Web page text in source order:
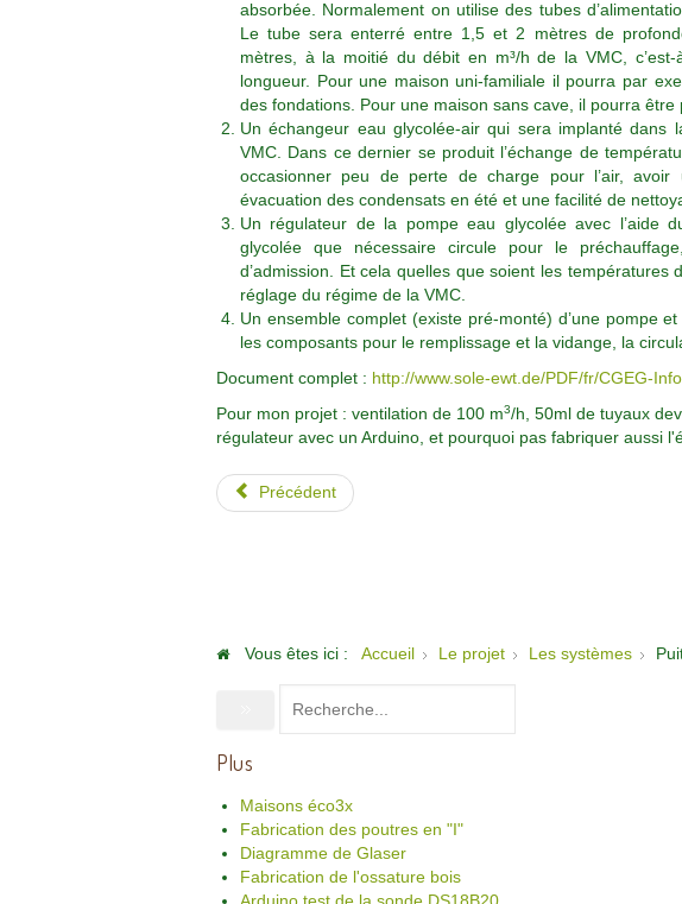
absorbée. Normalement on utilise des tubes
Le tube sera enterré entre 1,5 et 2 mètres de
mètres, à la moitié du débit en m³/h de la VMC,
longueur. Pour une maison uni-familiale il pourra par
des fondations. Pour une maison sans cave, il pourra être
Un échangeur eau glycolée-air qui sera implanté dans
VMC. Dans ce dernier se produit l’échange de
occasionner peu de perte de charge pour l’air, avoir
évacuation des condensats en été et une facilité de
Un régulateur de la pompe eau glycolée avec l’aide
glycolée que nécessaire circule pour le
d’admission. Et cela quelles que soient les
réglage du régime de la VMC.
Un ensemble complet (existe pré-monté) d’une pompe
les composants pour le remplissage et la vidange, la
Document complet : http://www.sole-ewt.de/PDF/fr/CGEG-
Pour mon projet : ventilation de 100 m3/h, 50ml de tuyaux
régulateur avec un Arduino, et pourquoi pas fabriquer aussi
Précédent
Vous êtes ici : Accueil Le projet Les systèmes
Plus
Maisons éco3x
Fabrication des poutres en "I"
Diagramme de Glaser
Fabrication de l'ossature bois